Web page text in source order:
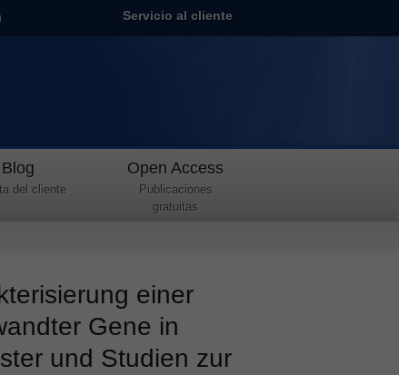
Servicio al cliente
Blog
del cliente
Open Access
Publicaciones
gratuitas
einer
Gene in
und Studien zur